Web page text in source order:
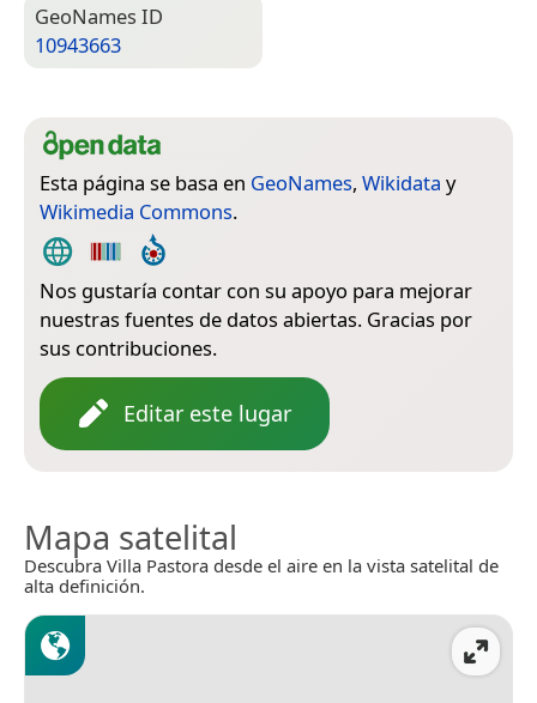
Geo­Names ID
10943663
Esta página se basa en GeoNames, Wikidata y
Wikimedia Commons.
Nos gustaría contar con su apoyo para mejorar
nuestras fuentes de datos abiertas. Gracias por
sus contribuciones.
Editar este lugar
Mapa satelital
Descubra Villa Pastora desde el aire en la vista satelital de
alta definición.